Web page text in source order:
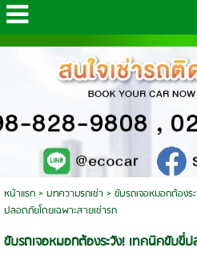
หน้าแรก> บทความรถเช่า > ขับรถเจอหมอกต้องร
ปลอดภัยโดยเฉพาะสายเช่ารถ
ขับรถเจอหมอกต้องระวัง! เทคนิคขับขี่ป